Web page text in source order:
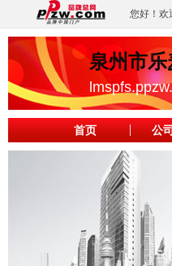
您好！欢
泉州市乐
首页 公